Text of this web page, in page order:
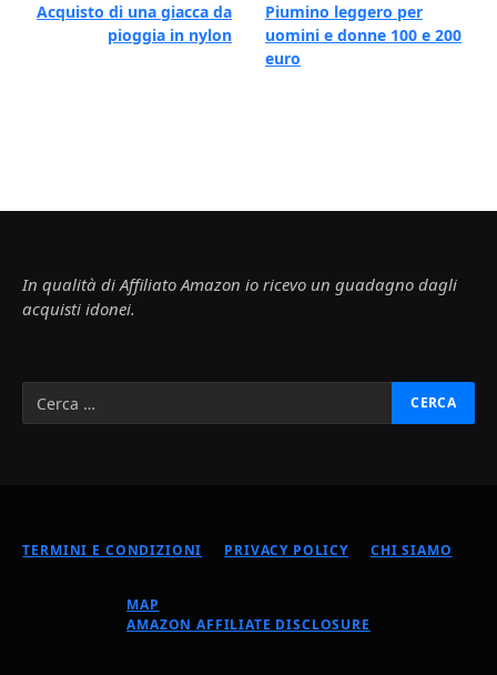
Acquisto di una giacca da
pioggia in nylon
Piumino leggero per
uomini e donne 100 e 200
euro
In qualità di Affiliato Amazon io ricevo un guadagno dagli
acquisti idonei.
TERMINI E CONDIZIONI PRIVACY POLICY CHI SIAMO
MAP
AMAZON AFFILIATE DISCLOSURE